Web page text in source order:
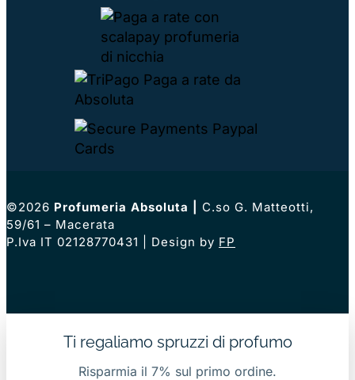
©2026 Profumeria Absoluta
C.so G. Matteotti,
59/61 – Macerata
P.Iva IT 02128770431 | Design by FP
Ti regaliamo spruzzi di profumo
Risparmia il 7% sul primo ordine.